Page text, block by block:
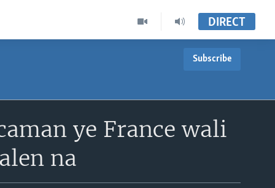
DIRECT
Subscribe
ye France wali
na